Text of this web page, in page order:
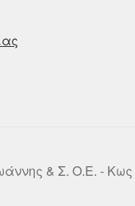
& Σ. Ο.Ε. -